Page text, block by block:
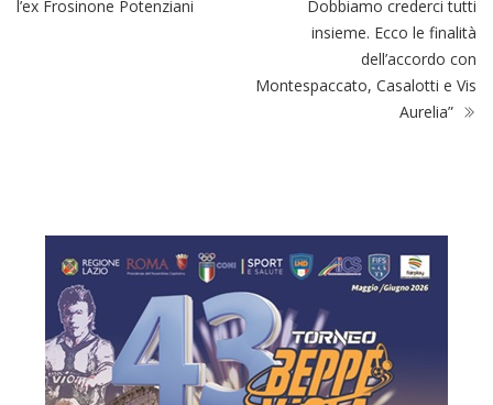
l’ex Frosinone Potenziani
Dobbiamo crederci tutti
insieme. Ecco le finalità
dell’accordo con
Montespaccato, Casalotti e Vis
Aurelia”